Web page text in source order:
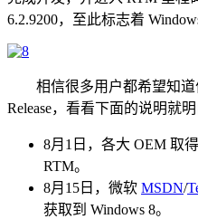
6.2.9200，至此标志着
相信很多用户都希望知道
Release，看看下面的说明就明
8月1日，各大 OEM 取
RTM。
8月15日，微软 MSDN/
获取到 Windows 8。